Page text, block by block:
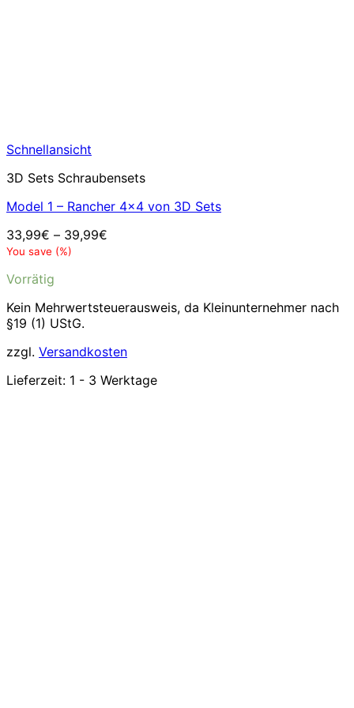
Schnellansicht
3D Sets Schraubensets
Model 1 – Rancher 4×4 von 3D Sets
33,99€ – 39,99€
You save (%)
Vorrätig
Kein Mehrwertsteuerausweis, da Kleinunternehmer nach
§19 (1) UStG.
zzgl. Versandkosten
Lieferzeit: 1 - 3 Werktage